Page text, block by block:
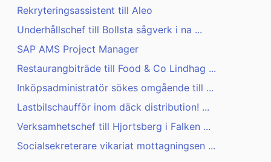
Rekryteringsassistent till Aleo
Underhållschef till Bollsta sågverk i na ...
SAP AMS Project Manager
Restaurangbiträde till Food & Co Lindhag ...
Inköpsadministratör sökes omgående till ...
Lastbilschaufför inom däck distribution! ...
Verksamhetschef till Hjortsberg i Falken ...
Socialsekreterare vikariat mottagningsen ...